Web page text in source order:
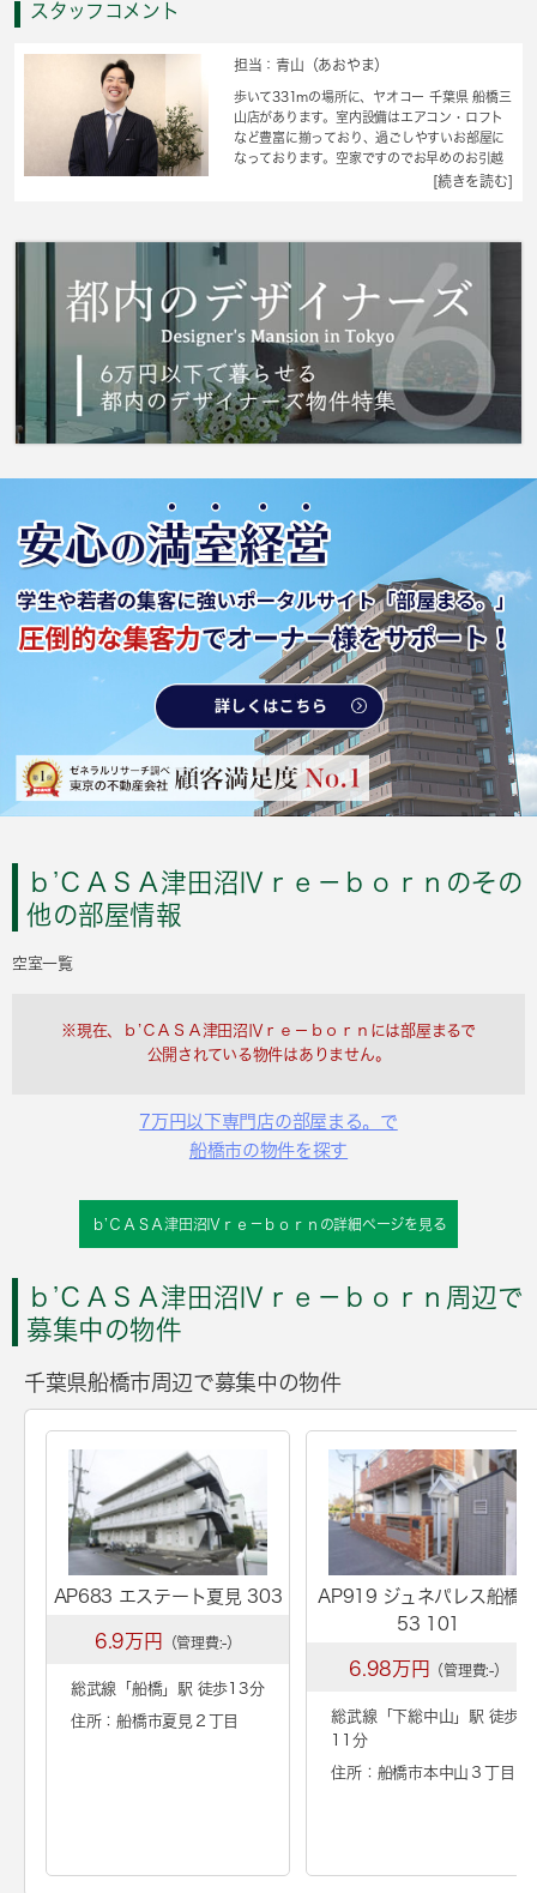
スタッフコメント
担当：青山（あおやま）
歩いて331mの場所に、ヤオコー 千葉県 船橋三
山店があります。室内設備はエアコン・ロフト
など豊富に揃っており、過ごしやすいお部屋に
なっております。空家ですのでお早めのお引越
しが可能です。こちらの物件では初期費用をカ
京成本線実籾周辺の賃貸情報を数多く取り扱っ
気軽にご連絡ください。
[続きを読む]
ｂ’ＣＡＳＡ津田沼Ⅳｒｅ－ｂｏｒｎのその
他の部屋情報
空室一覧
※現在、ｂ’ＣＡＳＡ津田沼Ⅳｒｅ－ｂｏｒｎには部屋まるで
公開されている物件はありません。
7万円以下専門店の部屋まる。で
船橋市の物件を探す
ｂ’ＣＡＳＡ津田沼Ⅳｒｅ－ｂｏｒｎの詳細ページを見る
ｂ’ＣＡＳＡ津田沼Ⅳｒｅ－ｂｏｒｎ周辺で
募集中の物件
千葉県船橋市周辺で募集中の物件
AP683 エステート夏見 303
6.9万円 （管理費:-）
総武線「 船橋」駅 徒歩13分
住所：船橋市夏見２丁目
AP919 ジュネパレス船橋
53 101
6.98万円 （管理費:-）
総武線「下総中山 」駅 徒歩
11分
住所：船橋市本中山３丁目